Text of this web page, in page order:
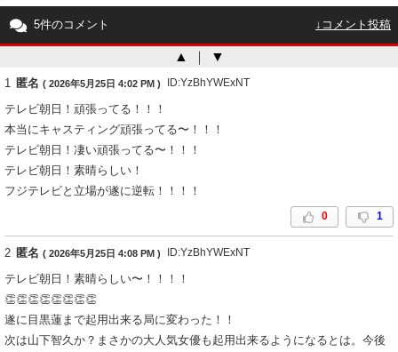
5件のコメント ↓コメント投稿
▲ ｜ ▼
1 匿名 ( 2026年5月25日 4:02 PM ) ID:YzBhYWExNT
テレビ朝日！頑張ってる！！！
本当にキャスティング頑張ってる〜！！！
テレビ朝日！凄い頑張ってる〜！！！
テレビ朝日！素晴らしい！
フジテレビと立場が遂に逆転！！！！
0 1
2 匿名 ( 2026年5月25日 4:08 PM ) ID:YzBhYWExNT
テレビ朝日！素晴らしい〜！！！！
👏👏👏👏👏👏👏👏
遂に目黒蓮まで起用出来る局に変わった！！
次は山下智久か？まさかの大人気女優も起用出来るようになるとは。今後